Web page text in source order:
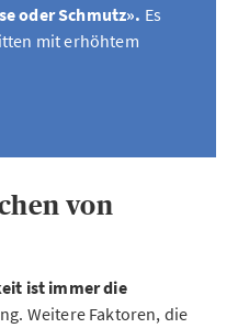
oder Schmutz». Es
mit erhöhtem
von
ist immer die
Weitere Faktoren, die